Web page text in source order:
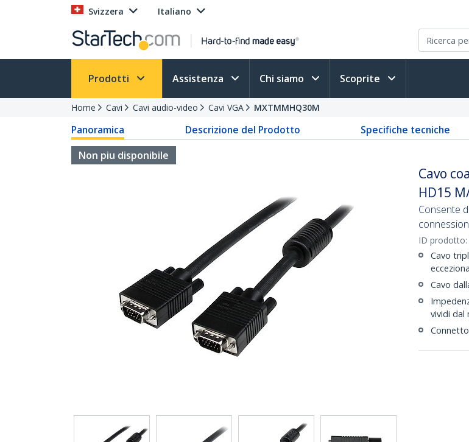
Svizzera Italiano
Prodotti Assistenza Chi siamo Scoprite
Home Cavi Cavi audio-video Cavi VGA MXTMMHQ30M
Panoramica Descrizione del Prodotto Specifiche tecniche
Non piu disponibile
Cavo
HD15
Consente
ID prodotto:
Cavo
Cavo
vividi dal